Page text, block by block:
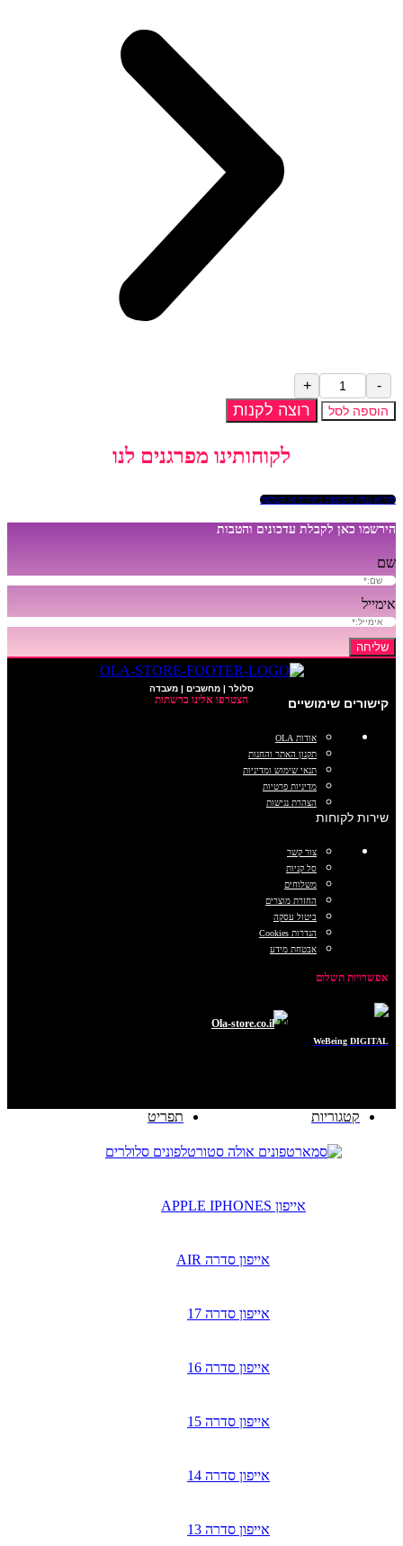
כמות
של
מארז
12
יחידות
הוספה לסל רוצה לקנות
לקוחותינו מפרגנים לנו
לקרוא עוד/ להוספת ביקורת או המלצה
הירשמו כאן לקבלת עדכונים והטבות
שם
אימייל
שליחה
סלולר | מחשבים | מעבדה
הצטרפו אלינו ברשתות קישורים שימושיים
אודות OLA
תקנון האתר והחנות
תנאי שימוש ומדיניות
מדיניות פרטיות
הצהרת נגישות
שירות לקוחות
צור קשר
סל קניות
משלוחים
החזרת מוצרים
ביטול עסקה
הגדרות Cookies
אבטחת מידע
אפשרויות תשלום
Ola-store.co.il
WeBeing DIGITAL
תפריט קטגוריות
טלפונים סלולרים
אייפון APPLE IPHONES
אייפון סדרה AIR
אייפון סדרה 17
אייפון סדרה 16
אייפון סדרה 15
אייפון סדרה 14
אייפון סדרה 13